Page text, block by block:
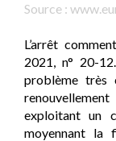
Source :
L’arrêt
2021, n° 20-
problème très
exploitant un
moyennant la